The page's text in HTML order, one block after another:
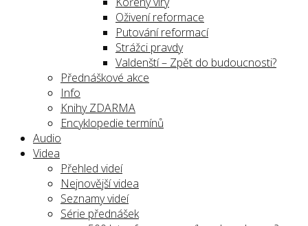
Oživení reformace
Putování reformací
Strážci pravdy
Valdenští – Zpět do budoucnosti?
Přednáškové akce
Info
Knihy ZDARMA
Encyklopedie termínů
Audio
Videa
Přehled videí
Nejnovější videa
Seznamy videí
Série přednášek